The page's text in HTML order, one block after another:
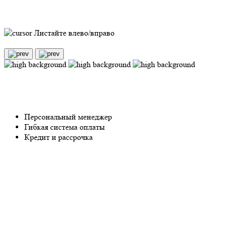
Листайте влево/вправо
Персональный менеджер
Гибкая система оплаты
Кредит и рассрочка